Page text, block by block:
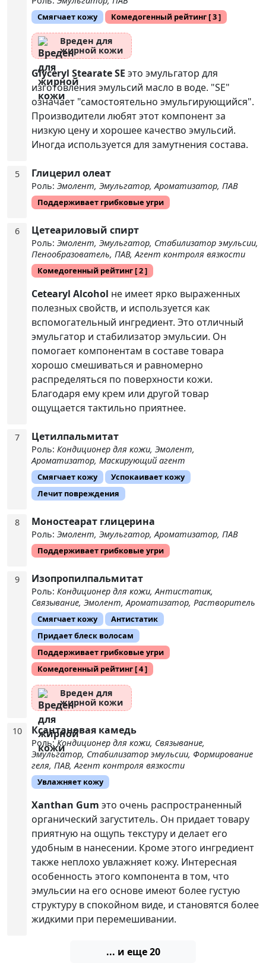
Смягчает кожу Комедогенный рейтинг[ 3 ]
Вреден для
жирной кожи
Glyceryl Stearate SE это эмульгатор для
изготовления эмульсий масло в воде. "SE"
означает "самостоятельно эмульгирующийся".
Производители любят этот компонент за
низкую цену и хорошее качество эмульсий.
Иногда используется для замутнения состава.
5 Глицерил олеат
Роль: Эмолент, Эмульгатор, Ароматизатор, ПАВ
Поддерживает грибковые угри
6 Цетеариловый спирт
Роль: Эмолент, Эмульгатор, Стабилизатор эмульсии,
Пенообразователь, ПАВ, Агент контроля вязкости
Комедогенный рейтинг[ 2 ]
Cetearyl Alcohol не имеет ярко выраженных
полезных свойств, и используется как
вспомогательный ингредиент. Это отличный
эмульгатор и стабилизатор эмульсии. Он
помогает компонентам в составе товара
хорошо смешиваться и равномерно
распределяться по поверхности кожи.
Благодаря ему крем или другой товар
ощущается тактильно приятнее.
7 Цетилпальмитат
Роль: Кондиционер для кожи, Эмолент,
Ароматизатор, Маскирующий агент
Смягчает кожу
Успокаивает кожу
Лечит повреждения
8 Моностеарат глицерина
Роль: Эмолент, Эмульгатор, Ароматизатор, ПАВ
Поддерживает грибковые угри
9 Изопропилпальмитат
Роль: Кондиционер для кожи, Антистатик,
Связывание, Эмолент, Ароматизатор, Растворитель
Смягчает кожу
Антистатик
Придает блеск волосам
Поддерживает грибковые угри
Комедогенный рейтинг[ 4 ]
Вреден для
жирной кожи
10 Ксантановая камедь
Роль:Кондиционер для кожи, Связывание,
Эмульгатор, Стабилизатор эмульсии, Формирование
геля, ПАВ, Агент контроля вязкости
Увлажняет кожу
Xanthan Gum это очень распространенный
органический загуститель. Он придает товару
приятную на ощупь текстуру и делает его
удобным в нанесении. Кроме этого ингредиент
также неплохо увлажняет кожу. Интересная
особенность этого компонента в том, что
эмульсии на его основе имеют более густую
структуру в спокойном виде, и становятся более
жидкими при перемешивании.
... и еще 20